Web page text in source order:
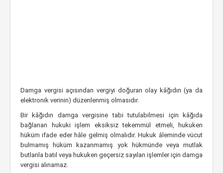
Damga vergisi açısından vergiyi doğuran olay kâğıdın (ya da
elektronik verinin) düzenlenmiş olmasıdır.
Bir kâğıdın damga vergisine tabi tutulabilmesi için kâğıda
bağlanan hukuki işlem eksiksiz tekemmül etmeli, hukuken
hüküm ifade eder hâle gelmiş olmalıdır. Hukuk âleminde vücut
bulmamış hüküm kazanmamış yok hükmünde veya mutlak
butlanla batıl veya hukuken geçersiz sayılan işlemler için damga
vergisi alınamaz.